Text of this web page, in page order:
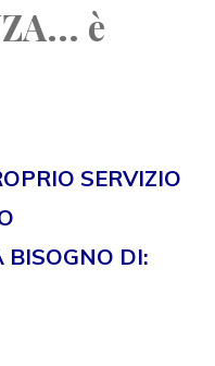
è
SERVIZIO
BISOGNO DI: